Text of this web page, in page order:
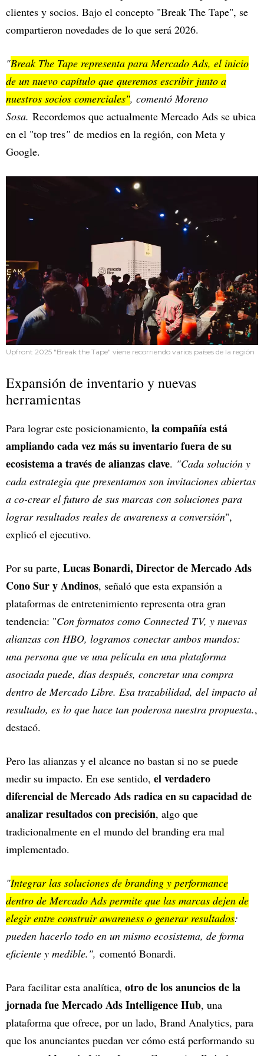
clientes y socios. Bajo el concepto "Break The Tape", se
compartieron novedades de lo que será 2026.
"Break The Tape representa para Mercado Ads, el inicio
de un nuevo capítulo que queremos escribir junto a
nuestros socios comerciales", comentó Moreno
Sosa. Recordemos que actualmente Mercado Ads se ubica
en el "top tres" de medios en la región, con Meta y
Google.
Upfront 2025 "Break the Tape" viene recorriendo varios países de la región
Expansión de inventario y nuevas
herramientas
Para lograr este posicionamiento, la compañía está
ampliando cada vez más su inventario fuera de su
ecosistema a través de alianzas clave. "Cada solución y
cada estrategia que presentamos son invitaciones abiertas
a co-crear el futuro de sus marcas con soluciones para
lograr resultados reales de awareness a conversión",
explicó el ejecutivo.
Por su parte, Lucas Bonardi, Director de Mercado Ads
Cono Sur y Andinos, señaló que esta expansión a
plataformas de entretenimiento representa otra gran
tendencia: "Con formatos como Connected TV, y nuevas
alianzas con HBO, logramos conectar ambos mundos:
una persona que ve una película en una plataforma
asociada puede, días después, concretar una compra
dentro de Mercado Libre. Esa trazabilidad, del impacto al
resultado, es lo que hace tan poderosa nuestra propuesta.,
destacó.
Pero las alianzas y el alcance no bastan si no se puede
medir su impacto. En ese sentido, el verdadero
diferencial de Mercado Ads radica en su capacidad de
analizar resultados con precisión, algo que
tradicionalmente en el mundo del branding era mal
implementado.
"Integrar las soluciones de branding y performance
dentro de Mercado Ads permite que las marcas dejen de
elegir entre construir awareness o generar resultados:
pueden hacerlo todo en un mismo ecosistema, de forma
eficiente y medible.", comentó Bonardi.
Para facilitar esta analítica, otro de los anuncios de la
jornada fue Mercado Ads Intelligence Hub, una
plataforma que ofrece, por un lado, Brand Analytics, para
que los anunciantes puedan ver cómo está performando su